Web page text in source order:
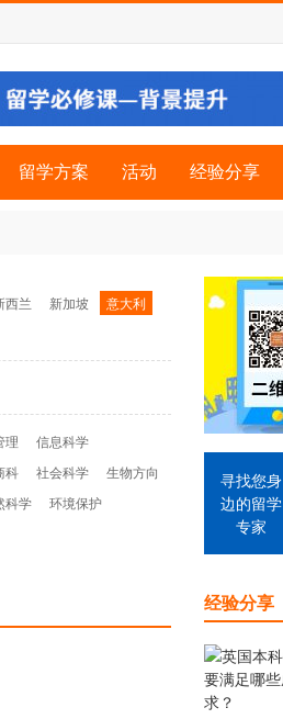
留学方案 活动 经验分享
西兰 新加坡
意大利
理
信息科学
科 社会科学
生物方向
科学
环境保护
寻找您身
边的留学
专家
经验分享